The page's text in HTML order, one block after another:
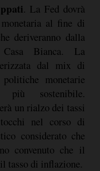
. La Fed dovrà
al fine di
deriveranno dalla
Bianca. La
dal mix di
monetarie
sostenibile.
un rialzo dei tassi
nel corso di
considerato che
convenuto che il
tasso di inflazione.